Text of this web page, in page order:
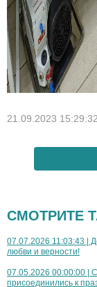
21.09.2023 15:29:32
СМОТРИТЕ
07.07.2026 11:03:43 |
любви и верности!
07.05.2026 00:00:00 |
присоединились к